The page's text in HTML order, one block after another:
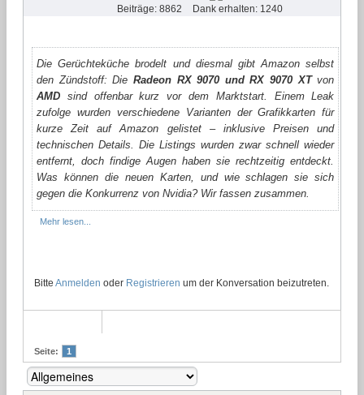
Beiträge: 8862
Dank erhalten: 1240
Die Gerüchteküche brodelt und diesmal gibt Amazon selbst
den Zündstoff: Die Radeon RX 9070 und RX 9070 XTvon
AMD sind offenbar kurz vor dem Marktstart. Einem Leak
zufolge wurden verschiedene Varianten der Grafikkarten für
kurze Zeit auf Amazon gelistet – inklusive Preisen und
technischen Details. Die Listings wurden zwar schnell wieder
entfernt, doch findige Augen haben sie rechtzeitig entdeckt.
Was können die neuen Karten, und wie schlagen sie sich
gegen die Konkurrenz von Nvidia? Wir fassen zusammen.
Mehr lesen...
Bitte Anmelden oder Registrieren um der Konversation beizutreten.
Seite: 1